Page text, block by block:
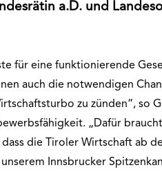
a.D. und
für eine funktionierende
auch die notwendigen
zu zünden“, so
„Dafür
die Tiroler Wirtschaft ab
Innsbrucker